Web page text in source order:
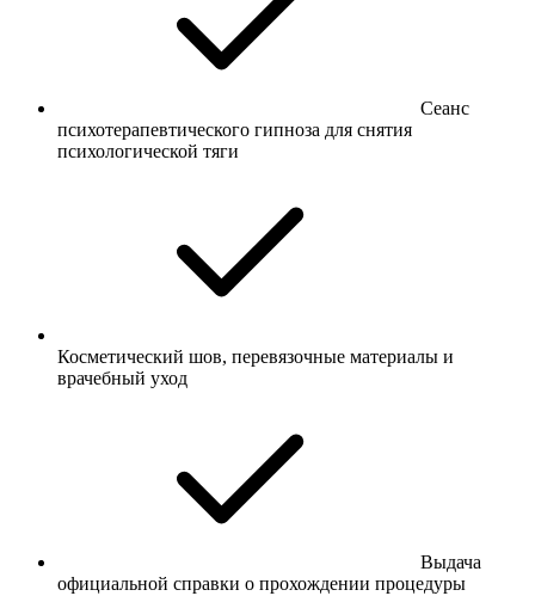
Сеанс
психотерапевтического гипноза для снятия
психологической тяги
Косметический шов, перевязочные материалы и
врачебный уход
Выдача
официальной справки о прохождении процедуры